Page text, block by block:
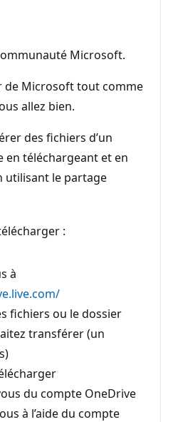
Microsoft.
de Microsoft tout comme
allez bien.
des fichiers d’un
en téléchargeant et en
utilisant le partage
:
à
fichiers ou le dossier
transférer (un
du compte OneDrive
à l’aide du compte